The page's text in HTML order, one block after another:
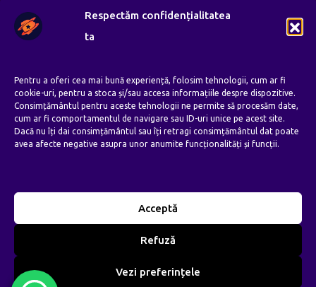
Respectăm confidențialitatea
ta
Pentru a oferi cea mai bună experiență, folosim tehnologii, cum ar fi
cookie-uri, pentru a stoca și/sau accesa informațiile despre dispozitive.
Consimțământul pentru aceste tehnologii ne permite să procesăm date,
cum ar fi comportamentul de navigare sau ID-uri unice pe acest site.
Dacă nu îți dai consimțământul sau îți retragi consimțământul dat poate
avea afecte negative asupra unor anumite funcționalități și funcții.
Acceptă
Refuză
Vezi preferințele
Luni – Vineri: 8:00 AM – 8:00 PM
Duminica: —
Follow Us
Prime Web Infinity. Toate drepturile
Politica CookiesPolitica de Confidentialitate